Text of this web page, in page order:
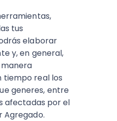
tus
elaborar
y, en general,
tiempo real los
generes, entre
afectadas por el
Agregado.